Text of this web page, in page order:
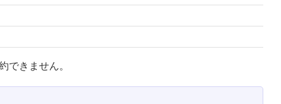
できません。